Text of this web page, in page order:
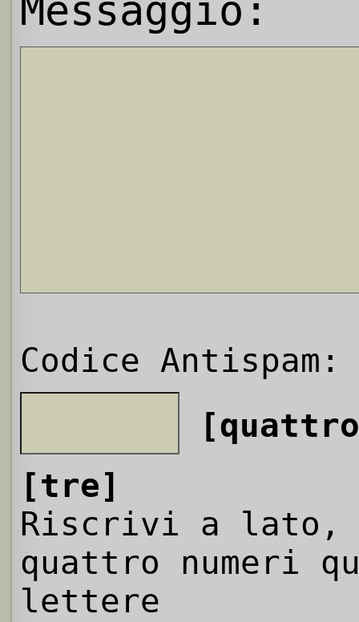
Messaggio:
Codice Antispam:
[tre]
Riscrivi a
quattro numeri
lettere